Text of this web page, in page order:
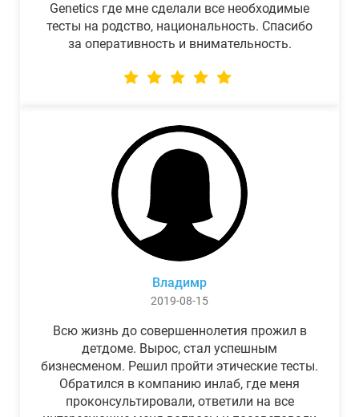
Genetics где мне сделали все необходимые
тесты на родство, национальность. Спасибо
за оперативность и внимательность.
Владимр
2019-08-15
Всю жизнь до совершеннолетия прожил в
детдоме. Вырос, стал успешным
бизнесменом. Решил пройти этические тесты.
Обратился в компанию инлаб, где меня
проконсультировали, ответили на все